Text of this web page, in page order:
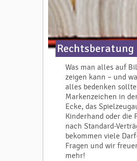
Rechtsberatung
Was man alles auf
zeigen kann – und
alles bedenken
Markenzeichen in
Ecke, das
Kinderhand oder die
nach Standard-
bekommen viele
Fragen und wir
mehr!